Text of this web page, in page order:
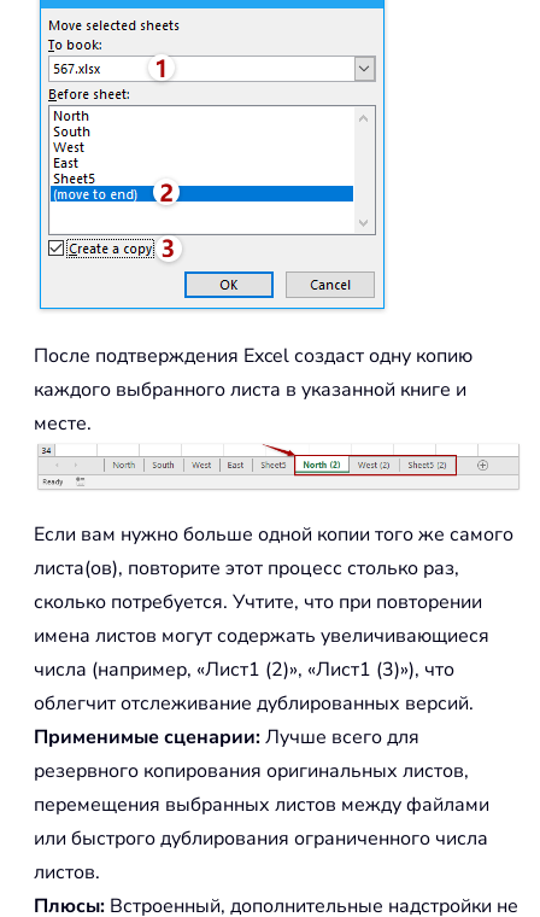
После подтверждения Excel создаст одну копию
каждого выбранного листа в указанной книге и
месте.
Если вам нужно больше одной копии того же самого
листа(ов), повторите этот процесс столько раз,
сколько потребуется. Учтите, что при повторении
имена листов могут содержать увеличивающиеся
числа (например, «Лист1 (2)», «Лист1 (3)»), что
облегчит отслеживание дублированных версий.
Применимые сценарии:Лучше всего для
резервного копирования оригинальных листов,
перемещения выбранных листов между файлами
или быстрого дублирования ограниченного числа
листов.
Плюсы: Встроенный, дополнительные надстройки не